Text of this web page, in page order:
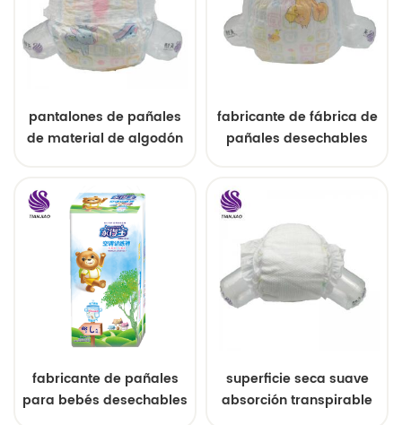
pantalones de pañales
de material de algodón
fabricante de fábrica de
pañales desechables
fabricante de pañales
para bebés desechables
superficie seca suave
absorción transpirable